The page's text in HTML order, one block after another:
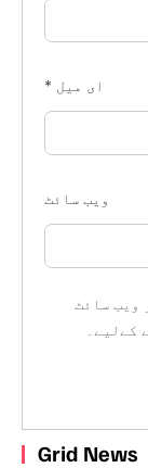
ای میل *
ویب‌ سائٹ
ویب سائٹ
Grid News